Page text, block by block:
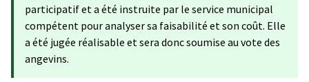
participatif et a été instruite par le service municipal
compétent pour analyser sa faisabilité et son coût. Elle
a été jugée réalisable et sera donc soumise au vote des
angevins.